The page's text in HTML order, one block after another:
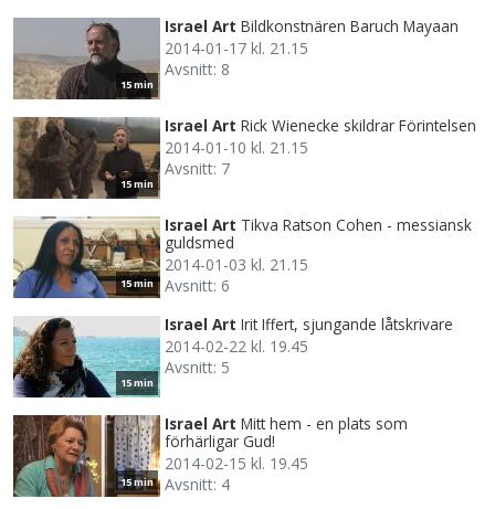
15 min
Israel Art Bildkonstnären Baruch Mayaan
2014-01-17 kl. 21.15
Avsnitt: 8
15 min
Israel Art Rick Wienecke skildrar Förintelsen
2014-01-10 kl. 21.15
Avsnitt: 7
15 min
Israel Art Tikva Ratson Cohen - messiansk
guldsmed
2014-01-03 kl. 21.15
Avsnitt: 6
15 min
Israel Art Irit Iffert, sjungande låtskrivare
2014-02-22 kl. 19.45
Avsnitt: 5
15 min
Israel Art Mitt hem - en plats som
förhärligar Gud!
2014-02-15 kl. 19.45
Avsnitt: 4